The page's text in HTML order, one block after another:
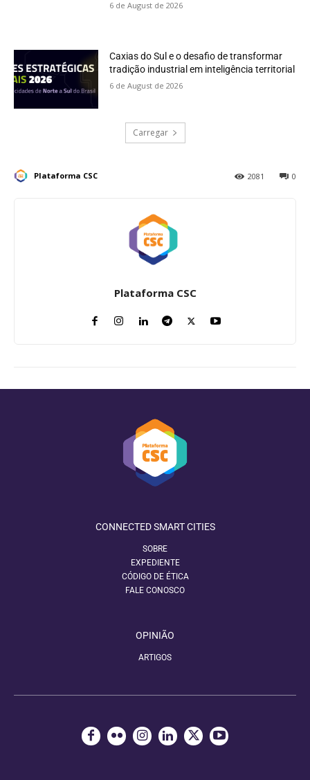
6 de August de 2026
Caxias do Sul e o desafio de transformar
tradição industrial em inteligência territorial
6 de August de 2026
Carregar
Plataforma CSC 0
2081
Plataforma CSC
CONNECTED SMART CITIES
SOBRE
EXPEDIENTE
CÓDIGO DE ÉTICA
FALE CONOSCO
OPINIÃO
ARTIGOS